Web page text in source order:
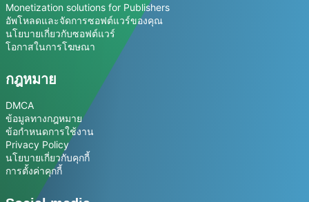
Monetization solutions for Publishers
อัพโหลดและจัดการซอฟต์แวร์ของคุณ
นโยบายเกี่ยวกับซอฟต์แวร์
โอกาสในการโฆษณา
กฎหมาย
DMCA
ข้อมูลทางกฎหมาย
ข้อกำหนดการใช้งาน
Privacy Policy
นโยบายเกี่ยวกับคุกกี้
การตั้งค่าคุกกี้